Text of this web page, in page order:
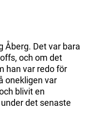
Åberg. Det var bara
och om det
han var redo för
onekligen var
blivit en
det senaste